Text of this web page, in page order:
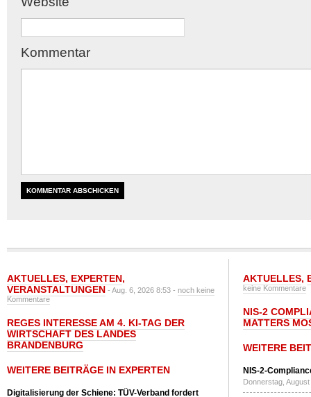
Kommentar
AKTUELLES, EXPERTEN,
VERANSTALTUNGEN - Aug. 6, 2026 8:53 - noch keine
Kommentare
REGES INTERESSE AM 4. KI-TAG DER
WIRTSCHAFT DES LANDES
BRANDENBURG
WEITERE BEITRÄGE IN EXPERTEN
Digitalisierung der Schiene: TÜV-Verband fordert
AKTUELLES,
keine Kommentare
NIS-2
MATTERS
WEITERE
NIS-2-
Donnerstag,